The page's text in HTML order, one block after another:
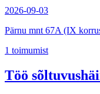
2026-09-03
Pärnu mnt 67A (IX
1 toimumist
Töö